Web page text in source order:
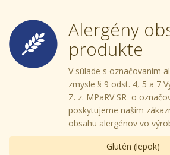
Alergény
produkte
V súlade s označovaním
zmysle § 9 odst. 4, 5 a 7
Z. z. MPaRV SR o
poskytujeme našim
obsahu alergénov vo
Glutén (lepok)